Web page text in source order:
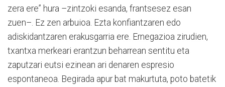
zera ere” hura –zintzoki esanda, frantsesez esan
zuen–. Ez zen arbuioa. Ezta konfiantzaren edo
adiskidantzaren erakusgarria ere. Ernegazioa zirudien,
txantxa merkeari erantzun beharrean sentitu eta
zaputzari eutsi ezinean ari denaren espresio
espontaneoa. Begirada apur bat makurtuta, poto batetik